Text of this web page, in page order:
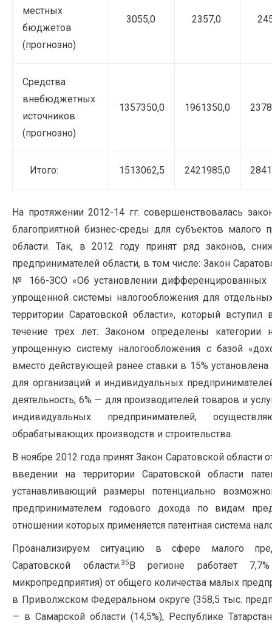
местных
бюджетов
(прогнозно)
3055,0 2357,0
Средства
внебюджетных
источников
(прогнозно)
1357350,0 1961350,0
Итого: 1513062,5 2421985,0
На протяжении 2012-14 гг. совершенствовалась
благоприятной бизнес-среды для субъектов малого
области. Так, в 2012 году принят ряд законов,
предпринимателей области, в том числе: Закон
№ 166-ЗСО «Об установлении дифференцированных
упрощенной системы налогообложения для
территории Саратовской области», который
течение трех лет. Законом определены категории
упрощенную систему налогообложения с базой
вместо действующей ранее ставки в 15%
для организаций и индивидуальных
деятельность; 6% — для производителей товаров и
индивидуальных предпринимателей,
обрабатывающих производств и строительства.
В ноябре 2012 года принят Закон Саратовской
введении на территории Саратовской области
устанавливающий размеры потенциально
предпринимателем годового дохода по видам
отношении которых применяется патентная система
Проанализируем ситуацию в сфере малого
Саратовской области.35В регионе работает
микропредприятия) от общего количества малых
в Приволжском Федеральном округе (358,5 тыс.
— в Самарской области (14,5%), Республике